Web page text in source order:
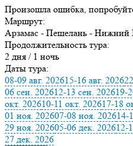
Произошла ошибка,
Маршрут:
Арзамас - Пешелань - Нижний
Продолжительность тура:
2 дня / 1 ночь
Даты тура:
08-09 авг. 202615-16 авг. 2026
06 сен. 202612-13 сен. 202619-
окт. 202610-11 окт. 202617-18
01 ноя. 202607-08 ноя. 202614-
29 ноя. 202605-06 дек. 202612-
27 дек. 2026